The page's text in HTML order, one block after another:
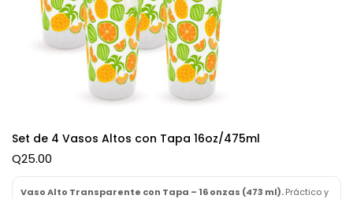
Set de 4 Vasos Altos con Tapa 16oz/475ml
Q25.00
Vaso Alto Transparente con Tapa – 16 onzas (473 ml).Práctico y